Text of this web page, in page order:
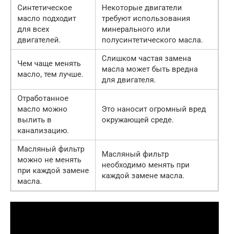
Синтетическое
масло подходит
для всех
двигателей.
Некоторые двигатели
требуют использования
минерального или
полусинтетического масла.
Чем чаще менять
масло, тем лучше.
Слишком частая замена
масла может быть вредна
для двигателя.
Отработанное
масло можно
вылить в
канализацию.
Это наносит огромный вред
окружающей среде.
Масляный фильтр
можно не менять
при каждой замене
масла.
Масляный фильтр
необходимо менять при
каждой замене масла.